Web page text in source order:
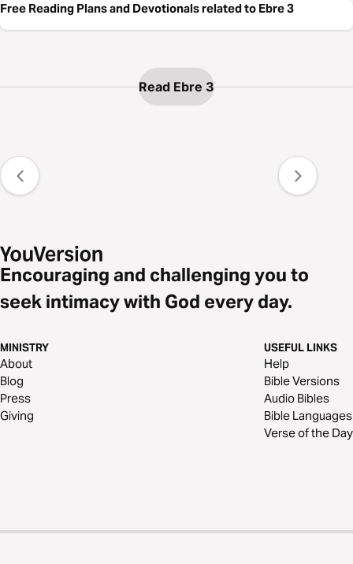
Free Reading Plans and Devotionals related to Ebre 3
Read Ebre 3
Encouraging and challenging you to
seek intimacy with God every day.
MINISTRY
About
Blog
Press
Giving
USEFUL LINKS
Help
Bible Versions
Audio Bibles
Bible Languages
Verse of the Day